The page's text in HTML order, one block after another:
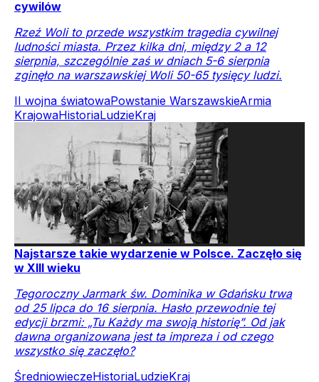
cywilów
Rzeź Woli to przede wszystkim tragedia cywilnej
ludności miasta. Przez kilka dni, między 2 a 12
sierpnia, szczególnie zaś w dniach 5-6 sierpnia
zginęło na warszawskiej Woli 50-65 tysięcy ludzi.
II wojna światowaPowstanie WarszawskieArmia
KrajowaHistoriaLudzieKraj
Najstarsze takie wydarzenie w Polsce. Zaczęło się
w XIII wieku
Tegoroczny Jarmark św. Dominika w Gdańsku trwa
od 25 lipca do 16 sierpnia. Hasło przewodnie tej
edycji brzmi: „Tu Każdy ma swoją historię”. Od jak
dawna organizowana jest ta impreza i od czego
wszystko się zaczęło?
ŚredniowieczeHistoriaLudzieKraj